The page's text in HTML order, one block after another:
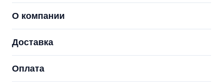
О компании
Доставка
Оплата